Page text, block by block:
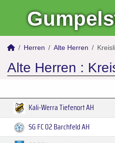
Herren Alte Herren
Alte Herren :
Kali-Werra Tiefenort AH
SG FC 02 Barchfeld AH